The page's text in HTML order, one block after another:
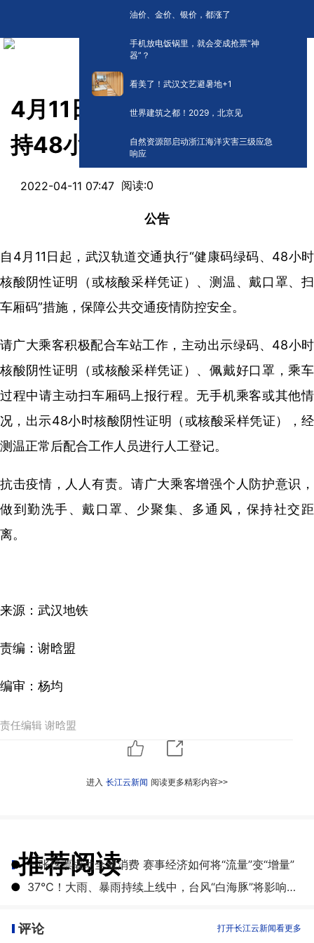
油价、金价、银价，都涨了
手机放电饭锅里，就会变成抢票“神
器”？
看美了！武汉文艺避暑地+1
世界建筑之都！2029，北京见
自然资源部启动浙江海洋灾害三级应急
响应
4月11日起，乘坐武汉地铁须
持48小时核酸检测阴性证明
2022-04-11 07:47 阅读:0
公告
自4月11日起，武汉轨道交通执行“健康码绿码、48小时
核酸阴性证明（或核酸采样凭证）、测温、戴口罩、扫
车厢码”措施，保障公共交通疫情防控安全。
请广大乘客积极配合车站工作，主动出示绿码、48小时
核酸阴性证明（或核酸采样凭证）、佩戴好口罩，乘车
过程中请主动扫车厢码上报行程。无手机乘客或其他情
况，出示48小时核酸阴性证明（或核酸采样凭证），经
测温正常后配合工作人员进行人工登记。
抗击疫情，人人有责。请广大乘客增强个人防护意识，
做到勤洗手、戴口罩、少聚集、多通风，保持社交距
离。
来源：武汉地铁
责编：谢晗盟
编审：杨均
责任编辑 谢晗盟
进入 长江云新闻 阅读更多精彩内容>>
推荐阅读
● 一张球票撬动全城消费 赛事经济如何将“流量”变“增量”
●
​37℃！大雨、暴雨持续上线中，台风“白海豚”将影响湖北
评论 打开长江云新闻看更多